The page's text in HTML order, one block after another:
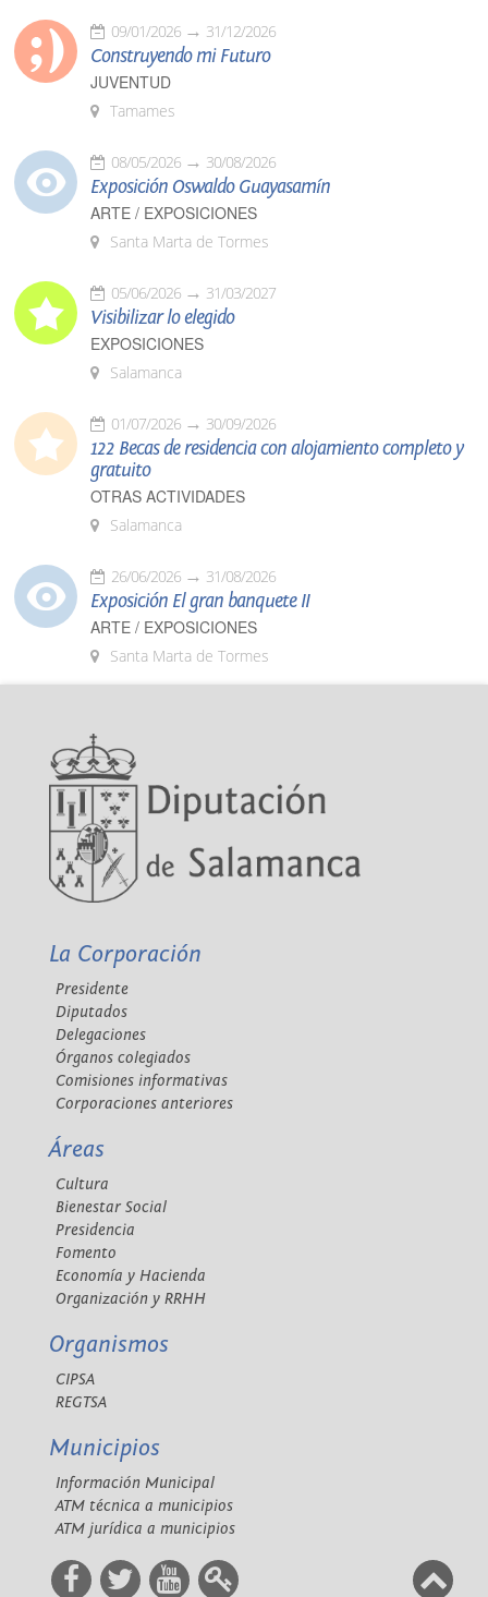
09/01/2026 31/12/2026
Construyendo mi Futuro
JUVENTUD
Tamames
08/05/2026 30/08/2026
Exposición Oswaldo Guayasamín
ARTE / EXPOSICIONES
Santa Marta de Tormes
05/06/2026 31/03/2027
Visibilizar lo elegido
EXPOSICIONES
Salamanca
01/07/2026 30/09/2026
122 Becas de residencia con alojamiento completo y
gratuito
OTRAS ACTIVIDADES
Salamanca
26/06/2026 31/08/2026
Exposición El gran banquete II
ARTE / EXPOSICIONES
Santa Marta de Tormes
La Corporación
Presidente
Diputados
Delegaciones
Órganos colegiados
Comisiones informativas
Corporaciones anteriores
Áreas
Cultura
Bienestar Social
Presidencia
Fomento
Economía y Hacienda
Organización y RRHH
Organismos
CIPSA
REGTSA
Municipios
Información Municipal
ATM técnica a municipios
ATM jurídica a municipios